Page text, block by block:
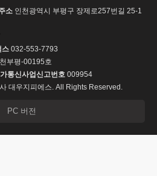
소 인천광역시 부평구 장제로257번길 25-1
스 032-553-7793
부평-00195호
통신사업신고번호 009954
대우지피에스. All Rights Reserved.
PC 버전